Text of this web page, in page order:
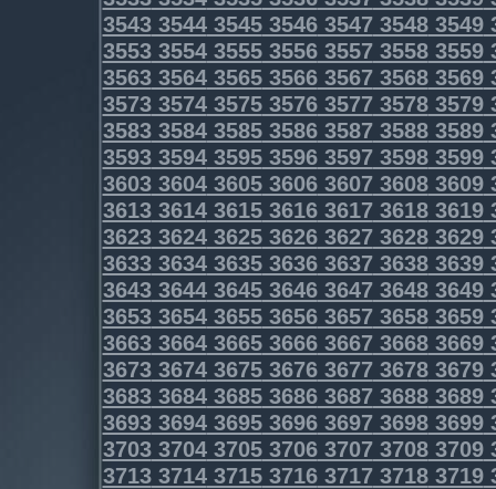
3543354435453546354735483549
3553355435553556355735583559
3563356435653566356735683569
3573357435753576357735783579
3583358435853586358735883589
3593359435953596359735983599
3603360436053606360736083609
3613361436153616361736183619
3623362436253626362736283629
3633363436353636363736383639
3643364436453646364736483649
3653365436553656365736583659
3663366436653666366736683669
3673367436753676367736783679
3683368436853686368736883689
3693369436953696369736983699
3703370437053706370737083709
3713371437153716371737183719